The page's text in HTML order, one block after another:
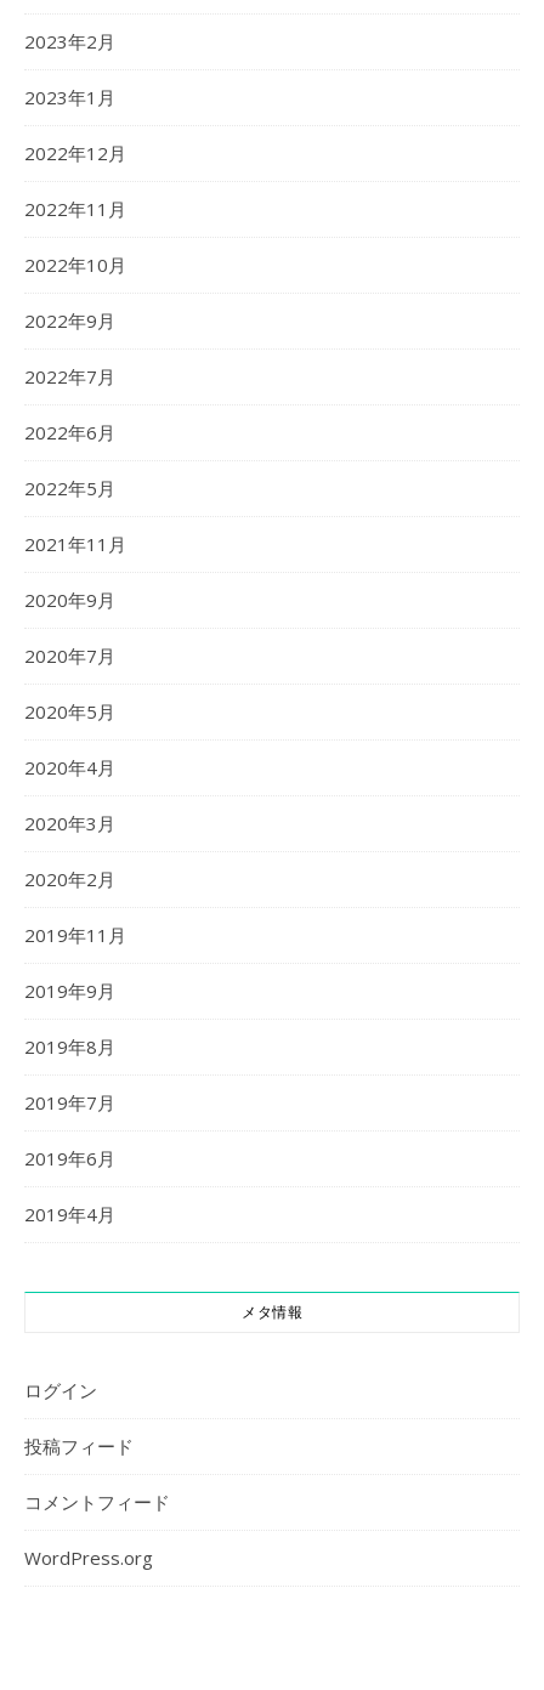
2023年2月
2023年1月
2022年12月
2022年11月
2022年10月
2022年9月
2022年7月
2022年6月
2022年5月
2021年11月
2020年9月
2020年7月
2020年5月
2020年4月
2020年3月
2020年2月
2019年11月
2019年9月
2019年8月
2019年7月
2019年6月
2019年4月
メタ情報
ログイン
投稿フィード
コメントフィード
WordPress.org